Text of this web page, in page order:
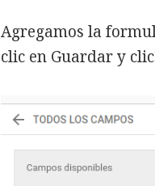
Agregamos la
clic en Guardar y